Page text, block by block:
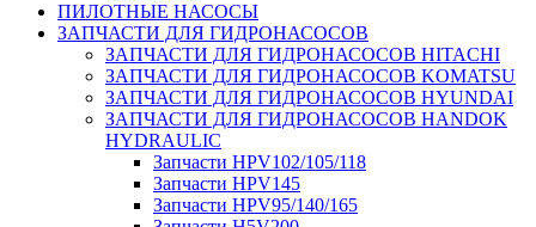
ПИЛОТНЫЕ НАСОСЫ
ЗАПЧАСТИ ДЛЯ ГИДРОНАСОСОВ
ЗАПЧАСТИ ДЛЯ ГИДРОНАСОСОВ HITACHI
ЗАПЧАСТИ ДЛЯ ГИДРОНАСОСОВ KOMATSU
ЗАПЧАСТИ ДЛЯ ГИДРОНАСОСОВ HYUNDAI
ЗАПЧАСТИ ДЛЯ ГИДРОНАСОСОВ HANDOK
HYDRAULIC
Запчасти HPV102/105/118
Запчасти HPV145
Запчасти HPV95/140/165